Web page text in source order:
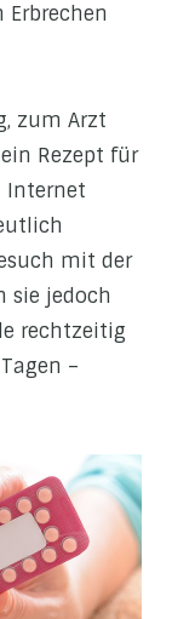
zum Arzt
Rezept für
Internet
mit der
sie jedoch
rechtzeitig
–